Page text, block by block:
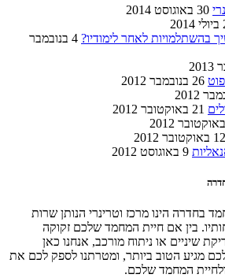
30 באוגוסט 2014
בהשתלמויות לאחר לימודיו?
4 בנובמבר
26 בנובמבר 2012
21 באוקטובר 2012
12 באוקטובר 2012
9 באוגוסט 2012
בחדרה הינו מרכז וטרינרי הנותן שרות
בין אם חיית המחמד שלכם זקוקה
שיניים או ניתוח מורכב, אנחנו כאן
מגיע הטוב ביותר, ומטרתנו לספק לכם את
המחמד שלכם.